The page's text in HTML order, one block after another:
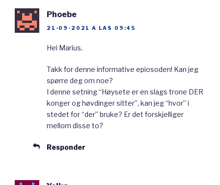
norrøn mytologi. Han er spesielt guden for
krigsstrategi
giftmed
som er sværtklok. Hun er en av de eneste
gudene som kanmåle seg med
kunnskap. Hun eren av de enestegudene
som nesten er like klok som Odin. Selv om
Odin er gift, har han også barn med mange
andre gudinner og jotner. For eksempel er
Phoebe
21-09-2021 A LAS 09:45
Hei Marius,
Takk for denne informative epiosoden! Kan jeg
spørre deg om noe?
I denne setning “Høysete er en slags trone DER
konger og høvdinger sitter”, kan jeg “hvor” i
stedet for “der” bruke? Er det forskjelliger
mellom disse to?
Responder